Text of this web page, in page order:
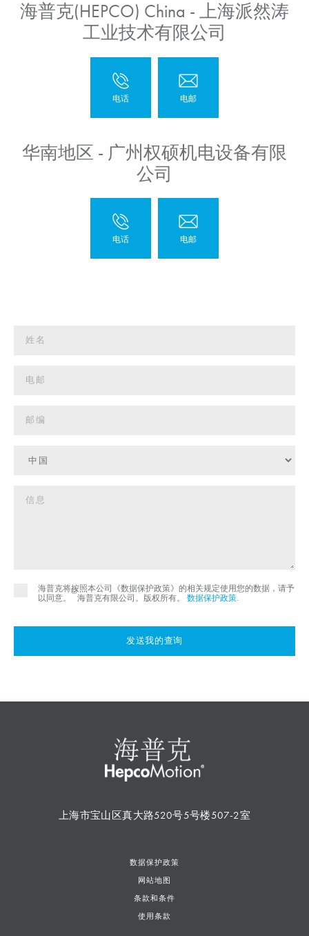
海普克(HEPCO) China - 上海派然涛
工业技术有限公司
华南地区 - 广州权硕机电设备有限
公司
海普克将按照本公司《数据保护政策》的相关规定使用您的数据，请予
以同意。
©
海普克有限公司。版权所有。 数据保护政策.
发送我的查询
上海市宝山区真大路520号5号楼507-2室
数据保护政策
网站地图
条款和条件
使用条款